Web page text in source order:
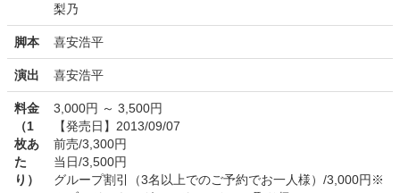
梨乃
脚本 喜安浩平
演出 喜安浩平
料金
（1
枚あ
た
り）
3,000円 ～ 3,500円
【発売日】2013/09/07
前売/3,300円
当日/3,500円
グループ割引（3名以上でのご予約でお一人様）/3,000円※